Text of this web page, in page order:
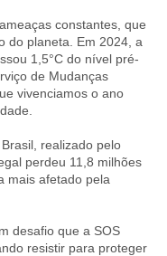
constantes, que
do planeta. Em 2024, a
1,5°C do nível pré-
de Mudanças
vivenciamos o ano
realizado pelo
perdeu 11,8 milhões
mais afetado pela
desafio que a SOS
resistir para proteger